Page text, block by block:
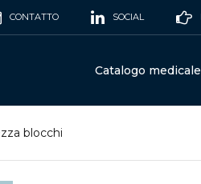
CONTATTO SOCIAL
Catalogo medicale
blocchi